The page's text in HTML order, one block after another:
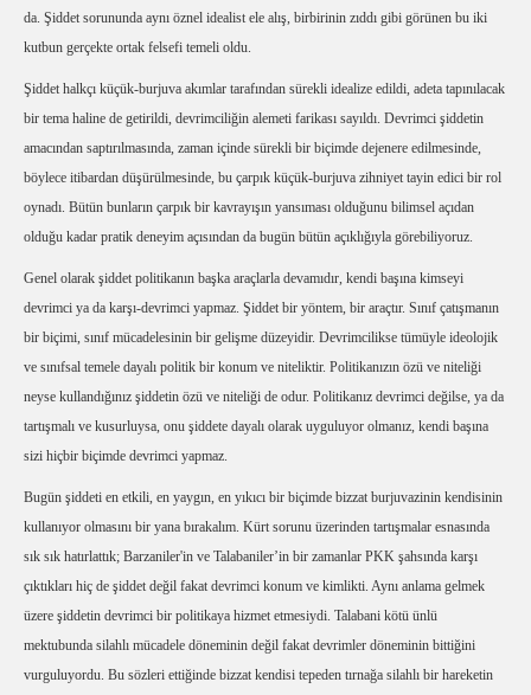
da. Şiddet sorununda aynı öznel idealist ele alış, birbirinin zıddı gibi görünen bu iki
kutbun gerçekte ortak felsefi temeli oldu.
Şiddet halkçı küçük-burjuva akımlar tarafından sürekli idealize edildi, adeta tapınılacak
bir tema haline de getirildi, devrimciliğin alemeti farikası sayıldı. Devrimci şiddetin
amacından saptırılmasında, zaman içinde sürekli bir biçimde dejenere edilmesinde,
böylece itibardan düşürülmesinde, bu çarpık küçük-burjuva zihniyet tayin edici bir rol
oynadı. Bütün bunların çarpık bir kavrayışın yansıması olduğunu bilimsel açıdan
olduğu kadar pratik deneyim açısından da bugün bütün açıklığıyla görebiliyoruz.
Genel olarak şiddet politikanın başka araçlarla devamıdır, kendi başına kimseyi
devrimci ya da karşı-devrimci yapmaz. Şiddet bir yöntem, bir araçtır. Sınıf çatışmanın
bir biçimi, sınıf mücadelesinin bir gelişme düzeyidir. Devrimcilikse tümüyle ideolojik
ve sınıfsal temele dayalı politik bir konum ve niteliktir. Politikanızın özü ve niteliği
neyse kullandığınız şiddetin özü ve niteliği de odur. Politikanız devrimci değilse, ya da
tartışmalı ve kusurluysa, onu şiddete dayalı olarak uyguluyor olmanız, kendi başına
sizi hiçbir biçimde devrimci yapmaz.
Bugün şiddeti en etkili, en yaygın, en yıkıcı bir biçimde bizzat burjuvazinin kendisinin
kullanıyor olmasını bir yana bırakalım. Kürt sorunu üzerinden tartışmalar esnasında
sık sık hatırlattık; Barzaniler'in ve Talabaniler’in bir zamanlar PKK şahsında karşı
çıktıkları hiç de şiddet değil fakat devrimci konum ve kimlikti. Aynı anlama gelmek
üzere şiddetin devrimci bir politikaya hizmet etmesiydi. Talabani kötü ünlü
mektubunda silahlı mücadele döneminin değil fakat devrimler döneminin bittiğini
vurguluyordu. Bu sözleri ettiğinde bizzat kendisi tepeden tırnağa silahlı bir hareketin